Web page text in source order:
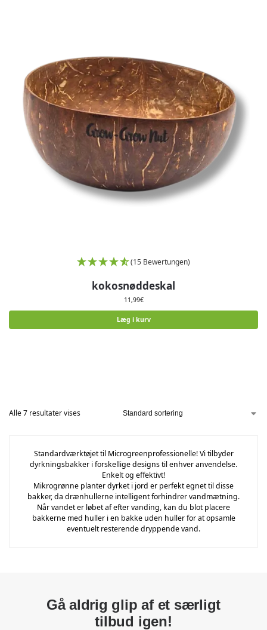
(15 Bewertungen)
kokosnøddeskal
11,99€
Læg i kurv
Alle 7 resultater vises
Standardværktøjet til Microgreenprofessionelle! Vi tilbyder
dyrkningsbakker i forskellige designs til enhver anvendelse.
Enkelt og effektivt!
Mikrogrønne planter dyrket i jord er perfekt egnet til disse
bakker, da drænhullerne intelligent forhindrer vandmætning.
Når vandet er løbet af efter vanding, kan du blot placere
bakkerne med huller i en bakke uden huller for at opsamle
eventuelt resterende dryppende vand.
Gå aldrig glip af et særligt
tilbud igen!